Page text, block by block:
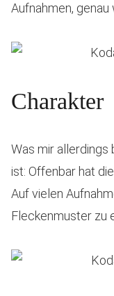
Aufnahmen,
Charakter
Was mir allerdings
ist: Offenbar hat
Auf vielen
Fleckenmuster zu